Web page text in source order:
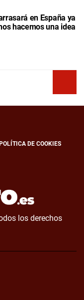
en España ya
hacemos una idea
POLÍTICA DE COOKIES
los derechos